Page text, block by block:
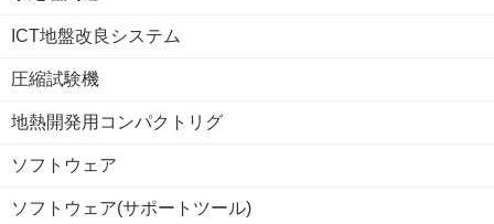
ICT地盤改良システム
圧縮試験機
地熱開発用コンパクトリグ
ソフトウェア
ソフトウェア(サポートツール)